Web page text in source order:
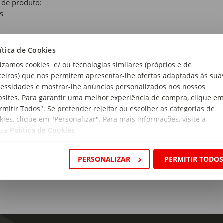
de Cookies
cookies e/ ou tecnologias similares (próprios e de
que nos permitem apresentar-lhe ofertas adaptadas às
e mostrar-lhe anúncios personalizados nos nossos
Para garantir uma melhor experiência de compra, clique em
Todos". Se pretender rejeitar ou escolher as categorias de
clique em "Personalizar". Para mais informações, visite a
Política de Cookies
PERSONALIZAR PERMITIR TODOS
produto:
x Largura x Altura: 26 x 18 x 2,5cm